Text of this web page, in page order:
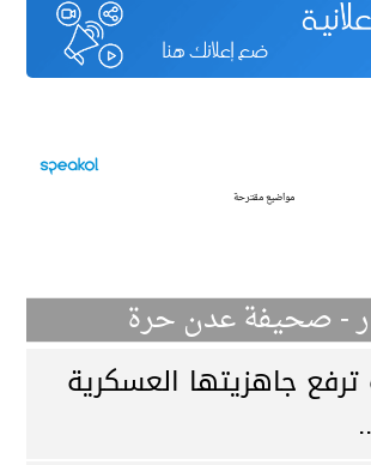
مواضيع مقترحة
- صحيفة عدن حرة
جاهزيتها العسكرية